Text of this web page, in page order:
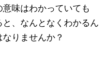
味はわかっていても
と、なんとなくわかるん
りませんか？